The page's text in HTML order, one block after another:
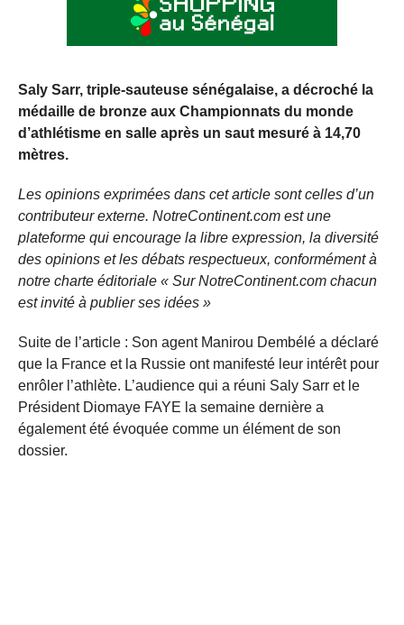
Saly Sarr, triple-sauteuse sénégalaise, a décroché la
médaille de bronze aux Championnats du monde
d’athlétisme en salle après un saut mesuré à 14,70
mètres.
Les opinions exprimées dans cet article sont celles d’un
contributeur externe. NotreContinent.com est une
plateforme qui encourage la libre expression, la diversité
des opinions et les débats respectueux, conformément à
notre charte éditoriale « Sur NotreContinent.com chacun
est invité à publier ses idées »
Suite de l’article : Son agent Manirou Dembélé a déclaré
que la France et la Russie ont manifesté leur intérêt pour
enrôler l’athlète. L’audience qui a réuni Saly Sarr et le
Président Diomaye FAYE la semaine dernière a
également été évoquée comme un élément de son
dossier.